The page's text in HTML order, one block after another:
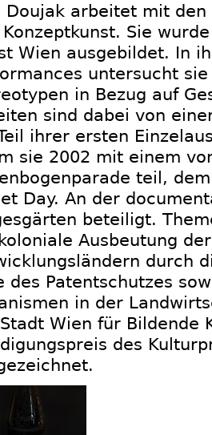
Doujak arbeitet mit
Sie
Wien ausgebildet. In
untersucht
in Bezug auf
sind dabei von
ihrer ersten
sie 2002 mit einem
teil,
Day. An der
beteiligt.
Ausbeutung
durch
des Patentschutzes
in der
Wien für Bildende
des